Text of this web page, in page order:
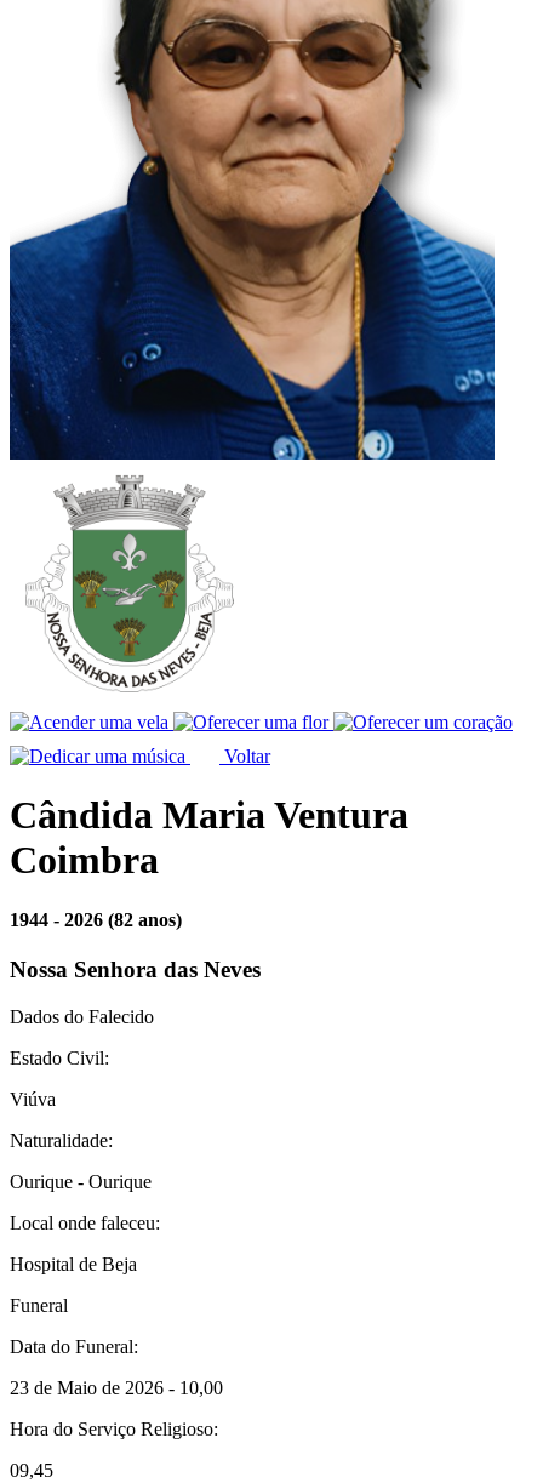
Voltar
Cândida Maria Ventura
Coimbra
1944 - 2026 (82 anos)
Nossa Senhora das Neves
Dados do Falecido
Estado Civil:
Viúva
Naturalidade:
Ourique - Ourique
Local onde faleceu:
Hospital de Beja
Funeral
Data do Funeral:
23 de Maio de 2026 - 10,00
Hora do Serviço Religioso:
09,45